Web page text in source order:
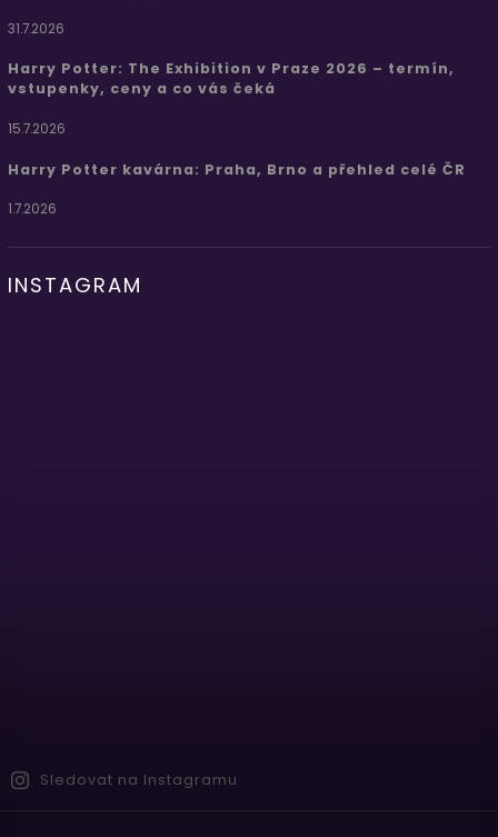
31.7.2026
Harry Potter: The Exhibition v Praze 2026 – termín,
vstupenky, ceny a co vás čeká
15.7.2026
Harry Potter kavárna: Praha, Brno a přehled celé ČR
1.7.2026
INSTAGRAM
Sledovat na Instagramu